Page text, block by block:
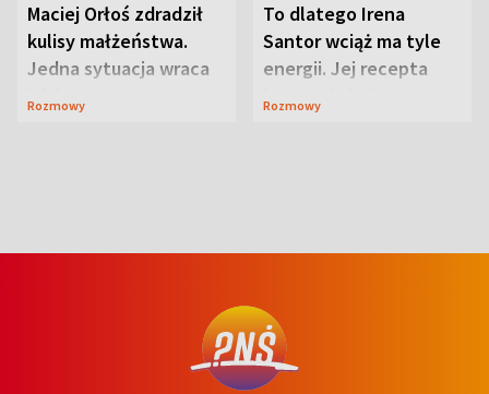
Maciej Orłoś zdradził
kulisy małżeństwa.
Jedna sytuacja wraca
jak bumerang
Rozmowy
To dlatego Irena
Santor wciąż ma tyle
energii. Jej recepta
jest zaskakująco
Rozmowy